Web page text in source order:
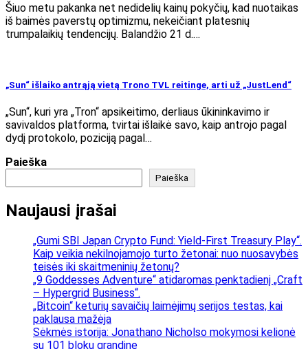
Šiuo metu pakanka net nedidelių kainų pokyčių, kad nuotaikas
iš baimės paverstų optimizmu, nekeičiant platesnių
trumpalaikių tendencijų. Balandžio 21 d.…
„Sun“ išlaiko antrąją vietą Trono TVL reitinge, arti už „JustLend“
„Sun“, kuri yra „Tron“ apsikeitimo, derliaus ūkininkavimo ir
savivaldos platforma, tvirtai išlaikė savo, kaip antrojo pagal
dydį protokolo, poziciją pagal…
Paieška
Paieška
Naujausi įrašai
„Gumi SBI Japan Crypto Fund: Yield-First Treasury Play“.
Kaip veikia nekilnojamojo turto žetonai: nuo nuosavybės
teisės iki skaitmeninių žetonų?
„9 Goddesses Adventure“ atidaromas penktadienį „Craft
– Hypergrid Business“.
„Bitcoin“ keturių savaičių laimėjimų serijos testas, kai
paklausa mažėja
Sėkmės istorija: Jonathano Nicholso mokymosi kelionė
su 101 blokų grandine